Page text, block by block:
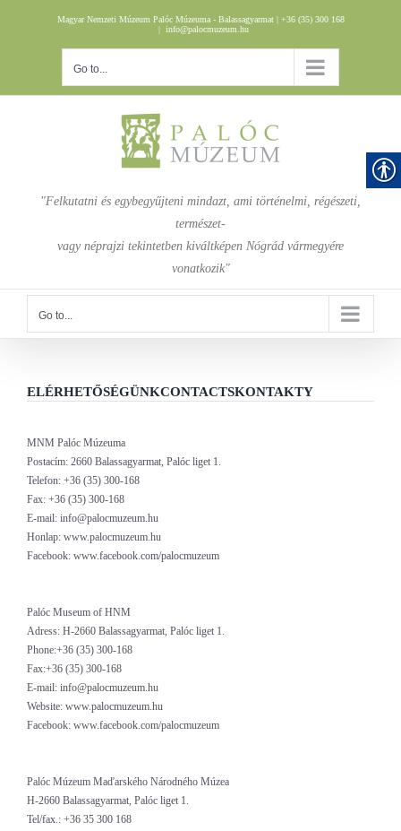
Magyar Nemzeti Múzeum Palóc Múzeuma - Balassagyarmat | +36 (35) 300 168
| info@palocmuzeum.hu
Go to...
"Felkutatni és egybegyűjteni mindazt, ami történelmi, régészeti,
természet-
vagy néprajzi tekintetben kiváltképen Nógrád vármegyére
vonatkozik"
Go to...
ELÉRHETŐSÉGÜNKCONTACTSKONTAKTY
MNM Palóc Múzeuma
Postacím: 2660 Balassagyarmat, Palóc liget 1.
Telefon: +36 (35) 300-168
Fax: +36 (35) 300-168
E-mail: info@palocmuzeum.hu
Honlap: www.palocmuzeum.hu
Facebook: www.facebook.com/palocmuzeum
Palóc Museum of HNM
Adress: H-2660 Balassagyarmat, Palóc liget 1.
Phone:+36 (35) 300-168
Fax:+36 (35) 300-168
E-mail: info@palocmuzeum.hu
Website: www.palocmuzeum.hu
Facebook: www.facebook.com/palocmuzeum
Palóc Múzeum Maďarského Národného Múzea
H-2660 Balassagyarmat, Palóc liget 1.
Tel/fax.: +36 35 300 168